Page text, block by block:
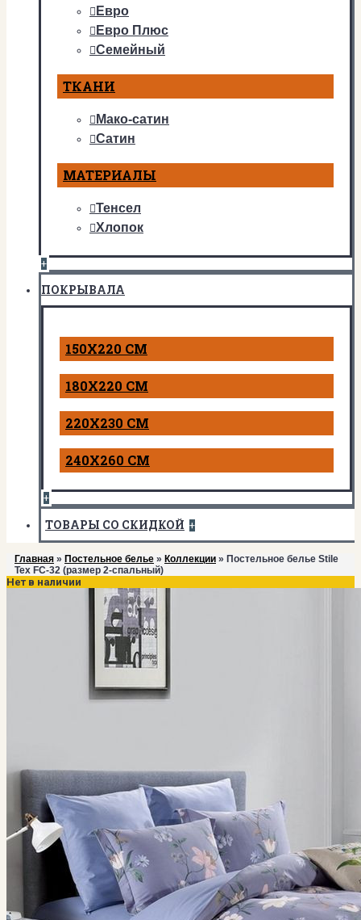
Евро
Евро Плюс
Семейный
ТКАНИ
Мако-сатин
Сатин
МАТЕРИАЛЫ
Тенсел
Хлопок
+
ПОКРЫВАЛА
150Х220 СМ
180Х220 СМ
220Х230 СМ
240Х260 СМ
+
ТОВАРЫ СО СКИДКОЙ +
Главная » Постельное белье » Коллекции » Постельное белье Stile
Tex FC-32 (размер 2-спальный)
Нет в наличии